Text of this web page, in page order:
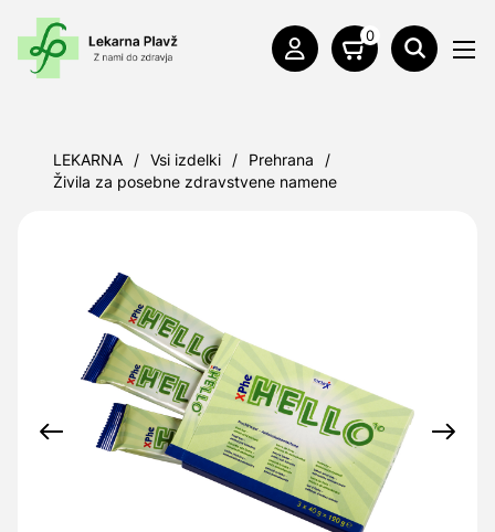
0
LEKARNA / Vsi izdelki / Prehrana
/
Živila za posebne zdravstvene namene